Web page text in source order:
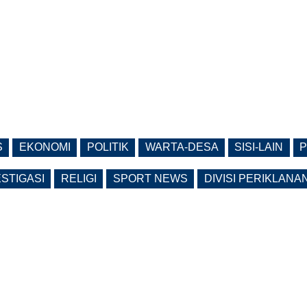
EKONOMI POLITIK WARTA-DESA SISI-LAIN
RELIGI SPORT NEWS DIVISI